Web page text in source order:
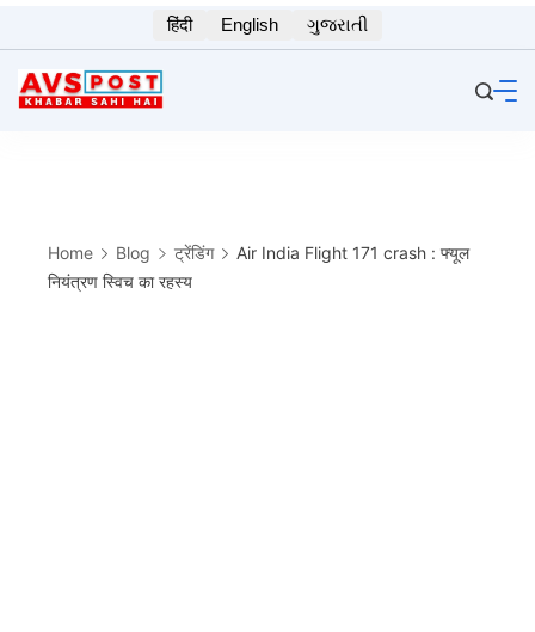
to
content
हिंदी English ગુજરાતી
Home Blog ट्रेंडिंग
Air India Flight 171 crash : फ्यूल
नियंत्रण स्विच का रहस्य